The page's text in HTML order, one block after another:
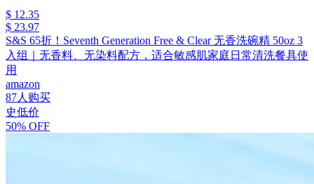
$ 12.35
$ 23.97
S&S 65折！Seventh Generation Free & Clear 无香洗碗精 50oz 3
入组｜无香料、无染料配方，适合敏感肌家庭日常清洗餐具使
用
amazon
87人购买
史低价
50% OFF